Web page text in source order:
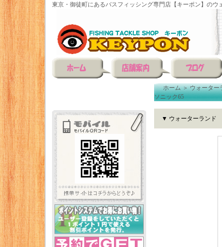
東京・御徒町にあるバスフィッシング専門店【キーポン】のウ
ホーム＞ウォーター
ソニック65
▼ ウォーターランド